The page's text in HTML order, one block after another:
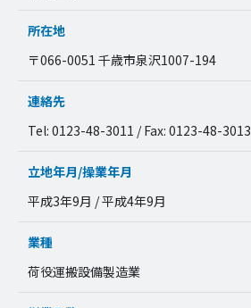
所在地
〒066-0051 千歳市泉沢1007-194
連絡先
Tel: 0123-48-3011 / Fax: 0123-48-3013
立地年月/操業年月
平成3年9月 / 平成4年9月
業種
荷役運搬設備製造業